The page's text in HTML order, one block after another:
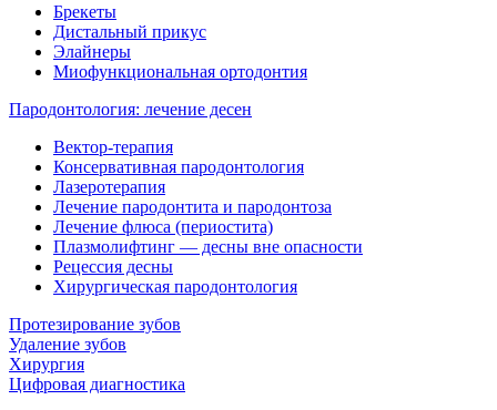
Брекеты
Дистальный прикус
Элайнеры
Миофункциональная ортодонтия
Пародонтология: лечение десен
Вектор-терапия
Консервативная пародонтология
Лазеротерапия
Лечение пародонтита и пародонтоза
Лечение флюса (периостита)
Плазмолифтинг — десны вне опасности
Рецессия десны
Хирургическая пародонтология
Протезирование зубов
Удаление зубов
Хирургия
Цифровая диагностика